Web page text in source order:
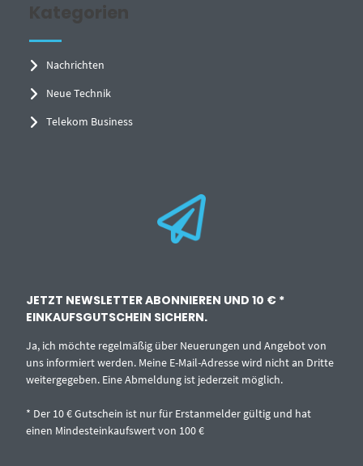
Kategorien
Nachrichten
Neue Technik
Telekom Business
JETZT NEWSLETTER ABONNIEREN UND 10 € *
EINKAUFSGUTSCHEIN SICHERN.
Ja, ich möchte regelmäßig über Neuerungen und Angebot von
uns informiert werden. Meine E-Mail-Adresse wird nicht an Dritte
weitergegeben. Eine Abmeldung ist jederzeit möglich.
* Der 10 € Gutschein ist nur für Erstanmelder gültig und hat
einen Mindesteinkaufswert von 100 €